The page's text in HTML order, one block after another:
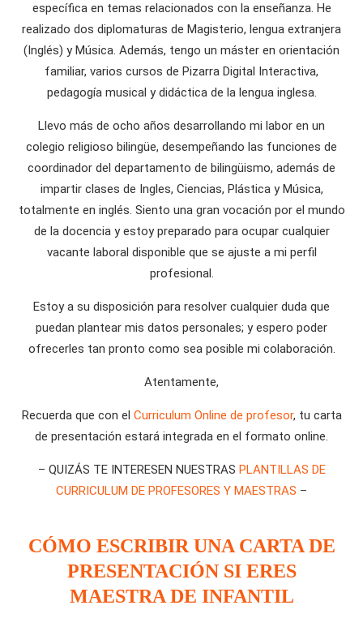
específica en temas relacionados con la enseñanza. He
realizado dos diplomaturas de Magisterio, lengua extranjera
(Inglés) y Música. Además, tengo un máster en orientación
familiar, varios cursos de Pizarra Digital Interactiva,
pedagogía musical y didáctica de la lengua inglesa.
Llevo más de ocho años desarrollando mi labor en un
colegio religioso bilingüe, desempeñando las funciones de
coordinador del departamento de bilingüismo, además de
impartir clases de Ingles, Ciencias, Plástica y Música,
totalmente en inglés. Siento una gran vocación por el mundo
de la docencia y estoy preparado para ocupar cualquier
vacante laboral disponible que se ajuste a mi perfil
profesional.
Estoy a su disposición para resolver cualquier duda que
puedan plantear mis datos personales; y espero poder
ofrecerles tan pronto como sea posible mi colaboración.
Atentamente,
Recuerda que con el Curriculum Online de profesor, tu carta
de presentación estará integrada en el formato online.
– QUIZÁS TE INTERESEN NUESTRAS PLANTILLAS DE
CURRICULUM DE PROFESORES Y MAESTRAS –
CÓMO ESCRIBIR UNA CARTA DE
PRESENTACIÓN SI ERES
MAESTRA DE INFANTIL